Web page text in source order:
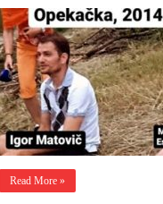
Read More »